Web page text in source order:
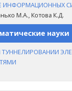
М.А., Котова К.Д.
науки